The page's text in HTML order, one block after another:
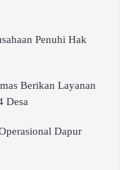
Penuhi Hak
Berikan Layanan
Desa
Dapur